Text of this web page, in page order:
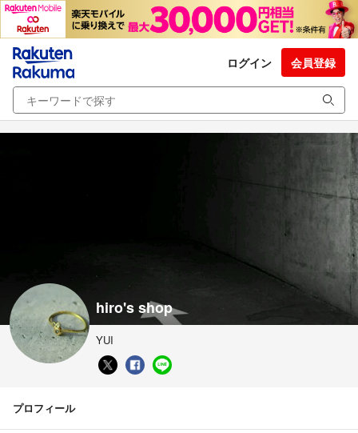
ログイン 会員登録
hiro's shop
YUI
プロフィール